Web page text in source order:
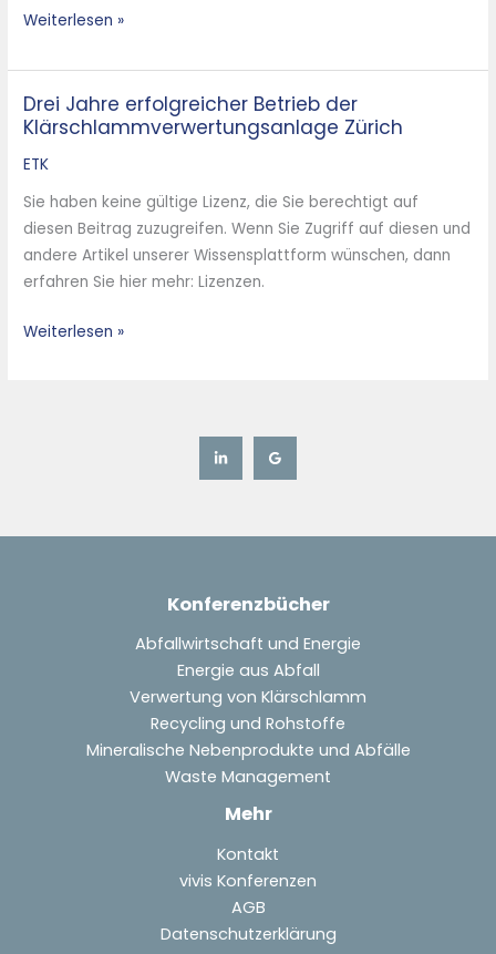
Klärschlammverwertung
Weiterlesen »
Drei Jahre erfolgreicher Betrieb der
Klärschlammverwertungsanlage Zürich
ETK
Sie haben keine gültige Lizenz, die Sie berechtigt auf
diesen Beitrag zuzugreifen. Wenn Sie Zugriff auf diesen und
andere Artikel unserer Wissensplattform wünschen, dann
erfahren Sie hier mehr: Lizenzen.
Drei
Jahre
erfolgreicher
der
Klärschlammverwertungsanlage
Zürich
Weiterlesen »
Konferenzbücher
Abfallwirtschaft und Energie
Energie aus Abfall
Verwertung von Klärschlamm
Recycling und Rohstoffe
Mineralische Nebenprodukte und Abfälle
Waste Management
Mehr
Kontakt
vivis Konferenzen
AGB
Datenschutzerklärung